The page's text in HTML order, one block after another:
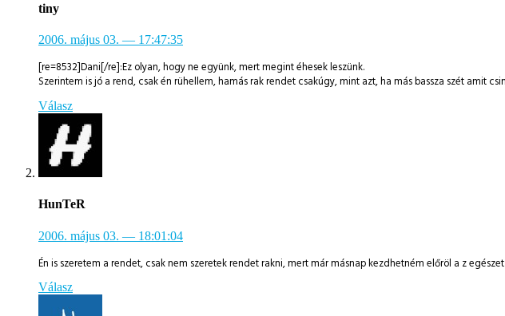
tiny
2006. május 03. — 17:47:35
[re=8532]Dani[/re]:Ez olyan, hogy ne együnk, mert megint éhesek leszünk.
Szerintem is jó a rend, csak én rühellem, hamás rak rendet csakúgy, mint azt, ha más bassza szét amit
Válasz
HunTeR
2006. május 03. — 18:01:04
Én is szeretem a rendet, csak nem szeretek rendet rakni, mert már másnap kezdhetném előröl a z egészet
Válasz